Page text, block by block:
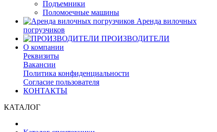
Подъемники
Поломоечные машины
Аренда вилочных
погрузчиков
ПРОИЗВОДИТЕЛИ
О компании
Реквизиты
Вакансии
Политика конфиденциальности
Согласие пользователя
КОНТАКТЫ
КАТАЛОГ